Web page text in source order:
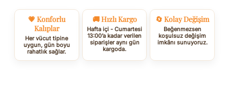
💗 Konforlu
Kalıplar
Her vücut tipine
uygun, gün boyu
rahatlık sağlar.
🚚 Hızlı Kargo
Hafta içi - Cumartesi
13:00’a kadar verilen
siparişler aynı gün
kargoda.
🔄 Kolay Değişim
Beğenmezsen
koşulsuz değişim
imkânı sunuyoruz.